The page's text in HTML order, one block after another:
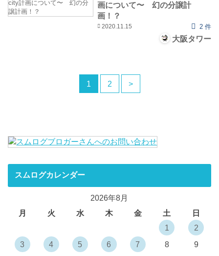
画について〜 幻の分譲計
画！？
2020.11.15 2 件
大阪タワー
1 2 >
スムログカレンダー
2026年8月
月
火 水 木 金 土
日
1
2
3
4 5 6 7 8
9